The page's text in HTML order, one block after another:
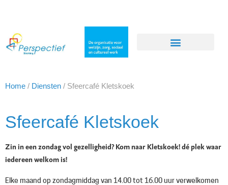
Home / Diensten / Sfeercafé Kletskoek
Sfeercafé Kletskoek
Zin in een zondag vol gezelligheid? Kom naar Kletskoek!dé plek waar
iedereen welkom is!
Elke maand op zondagmiddag van 14.00 tot 16.00 uur verwelkomen